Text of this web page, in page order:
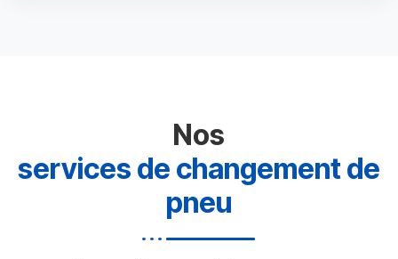
Nos
services de changement de
pneu